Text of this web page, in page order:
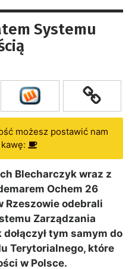
Systemu
możesz postawić nam
Blecharczyk wraz z
Ochem 26
Rzeszowie odebrali
Zarządzania
tym samym do
Terytorialnego, które
w Polsce.